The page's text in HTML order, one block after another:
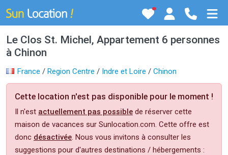
Le Clos St. Michel, Appartement 6 personnes
à Chinon
France / Region Centre / Indre et Loire / Chinon
Cette location n'est pas disponible pour le moment !
Il n'est actuellement pas possible de réserver cette
maison de vacances sur Sunlocation.com. Cette offre est
donc désactivée. Nous vous invitons à consulter les
suggestions pour d'autres destinations / hébergements :